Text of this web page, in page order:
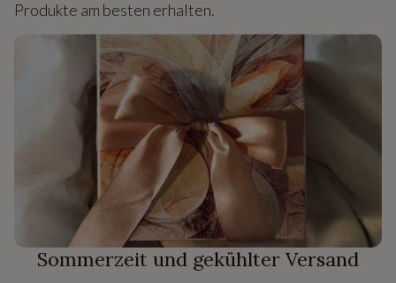
Produkte am besten erhalten.
Sommerzeit und gekühlter Versand